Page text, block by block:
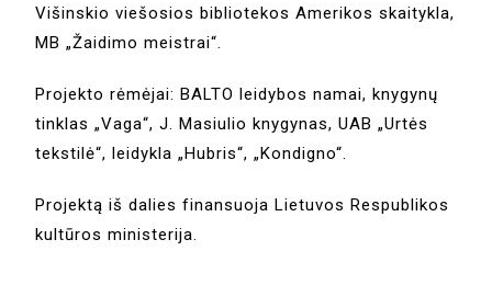
Višinskio viešosios bibliotekos Amerikos skaitykla,
MB „Žaidimo meistrai“.
Projekto rėmėjai: BALTO leidybos namai, knygynų
tinklas „Vaga“, J. Masiulio knygynas, UAB „Urtės
tekstilė“, leidykla „Hubris“, „Kondigno“.
Projektą iš dalies finansuoja Lietuvos Respublikos
kultūros ministerija.